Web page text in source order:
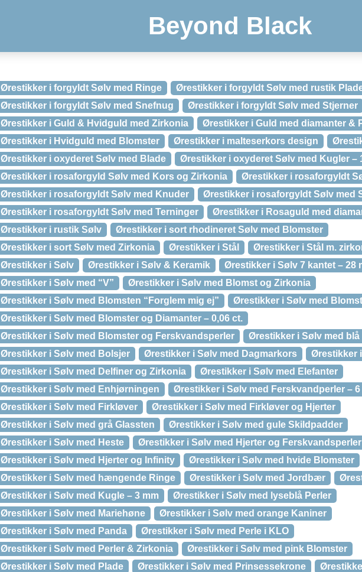
Beyond Black
Ørestikker i forgyldt Sølv med Ringe
Ørestikker i forgyldt Sølv med rustik
Ørestikker i forgyldt Sølv med Snefnug
Ørestikker i forgyldt Sølv med Stjerner
Ørestikker i Guld & Hvidguld med Zirkonia
Ørestikker i Guld med diamanter &
Ørestikker i Hvidguld med Blomster
Ørestikker i malteserkors design
Ørestikker i oxyderet Sølv med Blade
Ørestikker i oxyderet Sølv med Kugler –
Ørestikker i rosaforgyld Sølv med Kors og Zirkonia
Ørestikker i rosaforgyldt
Ørestikker i rosaforgyldt Sølv med Knuder
Ørestikker i rosaforgyldt Sølv med
Ørestikker i rosaforgyldt Sølv med Terninger
Ørestikker i Rosaguld med
Ørestikker i rustik Sølv
Ørestikker i sort rhodineret Sølv med Blomster
Ørestikker i sort Sølv med Zirkonia
Ørestikker i Stål
Ørestikker i Stål m.
Ørestikker i Sølv
Ørestikker i Sølv & Keramik
Ørestikker i Sølv 7 kantet – 28
Ørestikker i Sølv med “V”
Ørestikker i Sølv med Blomst og Zirkonia
Ørestikker i Sølv med Blomsten “Forglem mig ej”
Ørestikker i Sølv med
Ørestikker i Sølv med Blomster og Diamanter – 0,06 ct.
Ørestikker i Sølv med Blomster og Ferskvandsperler
Ørestikker i Sølv med
Ørestikker i Sølv med Bolsjer
Ørestikker i Sølv med Dagmarkors
Ørestikker
Ørestikker i Sølv med Delfiner og Zirkonia
Ørestikker i Sølv med Elefanter
Ørestikker i Sølv med Enhjørningen
Ørestikker i Sølv med Ferskvandperler – 6
Ørestikker i Sølv med Firkløver
Ørestikker i Sølv med Firkløver og Hjerter
Ørestikker i Sølv med grå Glassten
Ørestikker i Sølv med gule Skildpadder
Ørestikker i Sølv med Heste
Ørestikker i Sølv med Hjerter og Ferskvandsperler
Ørestikker i Sølv med Hjerter og Infinity
Ørestikker i Sølv med hvide Blomster
Ørestikker i Sølv med hængende Ringe
Ørestikker i Sølv med Jordbær
Ørestikker i Sølv med Kugle – 3 mm
Ørestikker i Sølv med lyseblå Perler
Ørestikker i Sølv med Mariehøne
Ørestikker i Sølv med orange Kaniner
Ørestikker i Sølv med Panda
Ørestikker i Sølv med Perle i KLO
Ørestikker i Sølv med Perler & Zirkonia
Ørestikker i Sølv med pink Blomster
Ørestikker i Sølv med Plade
Ørestikker i Sølv med Prinsessekrone